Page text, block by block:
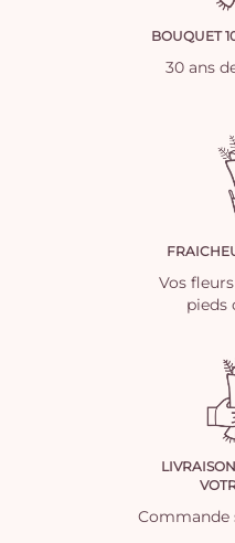
BOUQUET
30 ans
Vos
pieds
Commande